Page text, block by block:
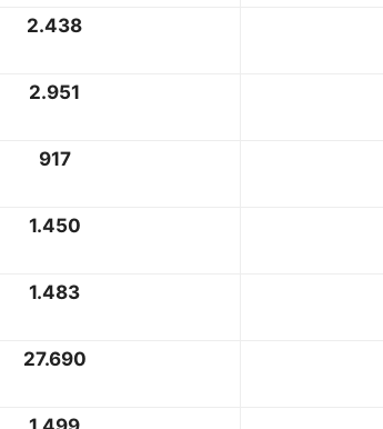
2.438
2.951
917
1.450
1.483
27.690